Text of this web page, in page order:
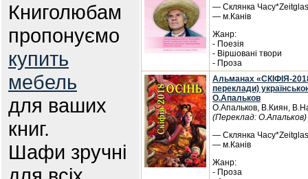
Книголюбам
пропонуємо
купить
мебель
для ваших
книг.
Шафи зручні
— Склянка
— м.Канів
Жанр:
- Поезія
- Віршовані твори
- Проза
Альманах «СКІФІЯ-
переклади)
О.Апальков
О.Апальков, В.Киян,
(Переклад: О.Апальков)
— Склянка
— м.Канів
Жанр:
- Проза